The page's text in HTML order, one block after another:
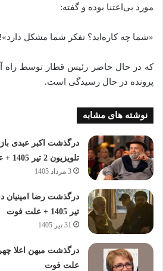
مورد بی‌اعتنا بوده و گفته:
«شما چه کاره‌اید؟ تفکر شما مشکل دارد»!
که در حال حاضر رئیس قطار توسط راه
پرونده در حال رسیدگی است.
نوشته های مشابه
درگذشت اکبر عبدی
تلویزیون 2 تیر 1405 + علت فوت
3 مرداد 1405
تیر 1405 + علت فوت
31 تیر 1405
درگذشت میهن اعلا
علت فوت